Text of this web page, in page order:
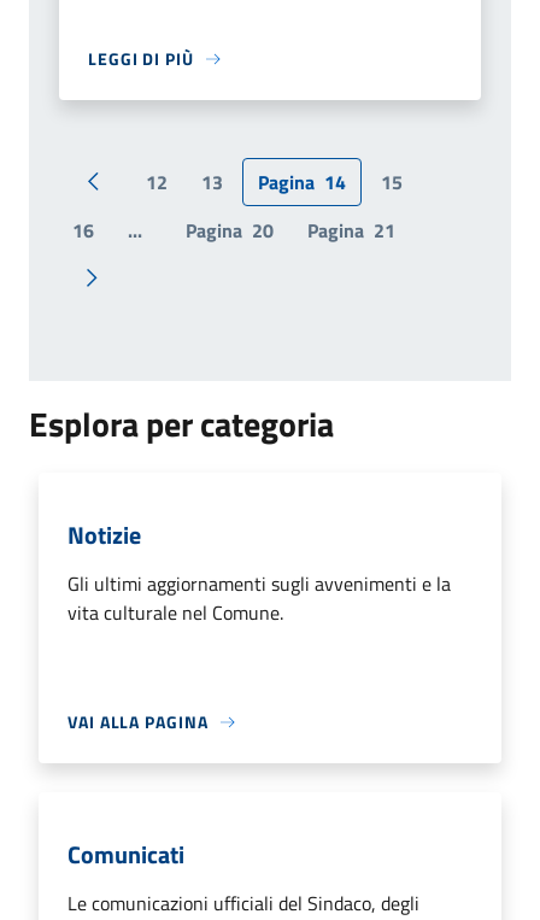
LEGGI DI PIÙ
Pagina precedente
12 13 Pagina 14
15
16
... Pagina 20 Pagina 21
Pagina successiva
Esplora per categoria
Notizie
Gli ultimi aggiornamenti sugli avvenimenti e la
vita culturale nel Comune.
VAI ALLA PAGINA
Comunicati
Le comunicazioni ufficiali del Sindaco, degli